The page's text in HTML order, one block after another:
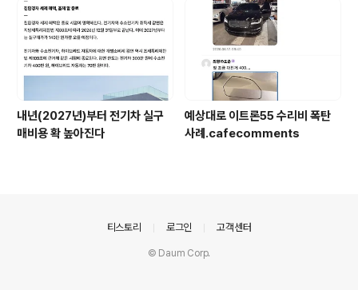
내년(2027년)부터 전기차 실구
매비용 확 높아진다
예상대로 이트론55 수리비 폭탄
사례.cafecomments
티스토리 로그인 고객센터
© Daum Corp.